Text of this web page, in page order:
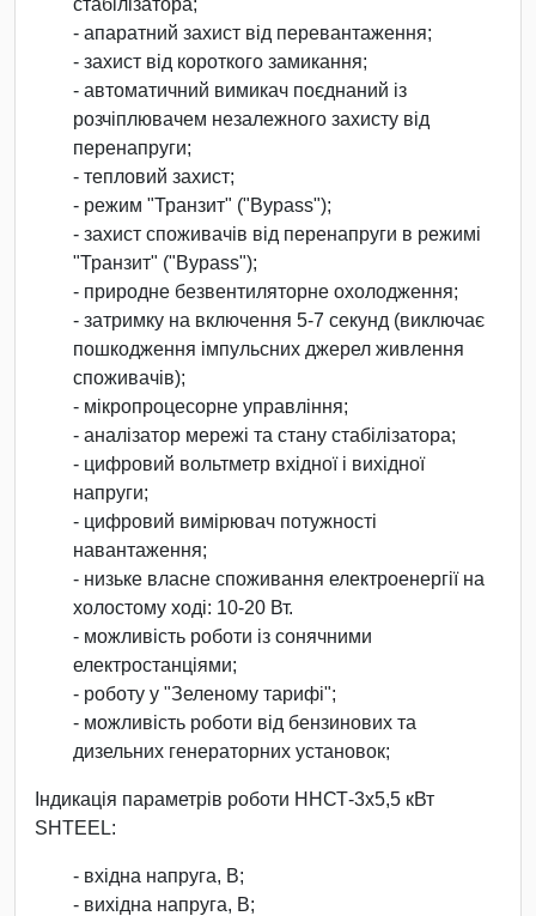
- апаратний захист від перевантаження;
- захист від короткого замикання;
- автоматичний вимикач поєднаний із
розчіплювачем незалежного захисту від
перенапруги;
- тепловий захист;
- режим "Транзит" ("Bypass");
- захист споживачів від перенапруги в режимі
"Транзит" ("Bypass");
- природне безвентиляторне охолодження;
- затримку на включення 5-7 секунд (виключає
пошкодження імпульсних джерел живлення
споживачів);
- мікропроцесорне управління;
- аналізатор мережі та стану стабілізатора;
- цифровий вольтметр вхідної і вихідної
напруги;
- цифровий вимірювач потужності
навантаження;
- низьке власне споживання електроенергії на
холостому ході: 10-20 Вт.
- можливість роботи із сонячними
електростанціями;
- роботу у "Зеленому тарифі";
- можливість роботи від бензинових та
дизельних генераторних установок;
Індикація параметрів роботи ННСТ-3х5,5 кВт
SHTEEL:
- вхідна напруга, В;
- вихідна напруга, В;